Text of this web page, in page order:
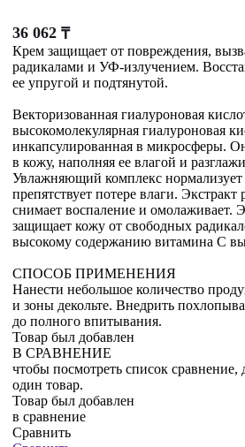
36 062 ₸
Крем защищает от повреждения,
радикалами и УФ-излучением.
ее упругой и подтянутой.
Векторизованная гиалуроновая
высокомолекулярная гиалуроновая
инкапсулированная в микросферы.
в кожу, наполняя ее влагой и
Увлажняющий комплекс нормализует
препятствует потере влаги. Экстракт
снимает воспаление и омолаживает.
защищает кожу от свободных
высокому содержанию витамина С
СПОСОБ ПРИМЕНЕНИЯ
Нанести небольшое количество
и зоны декольте. Внедрить
до полного впитывания.
Товар был добавлен
В СРАВНЕНИЕ
чтобы посмотреть список сравнение,
один товар.
Товар был добавлен
в сравнение
Сравнить